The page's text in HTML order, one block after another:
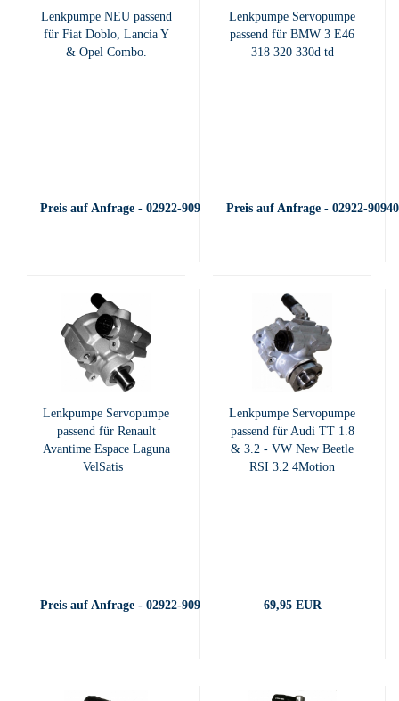
Lenkpumpe NEU passend
für Fiat Doblo, Lancia Y
& Opel Combo.
Preis auf Anfrage - 02922-909400
Lenkpumpe Servopumpe
passend für BMW 3 E46
318 320 330d td
Preis auf Anfrage - 02922-
Lenkpumpe Servopumpe
passend für Renault
Avantime Espace Laguna
VelSatis
Preis auf Anfrage - 02922-909400
Lenkpumpe Servopumpe
passend für Audi TT 1.8
& 3.2 - VW New Beetle
RSI 3.2 4Motion
69,95 EUR